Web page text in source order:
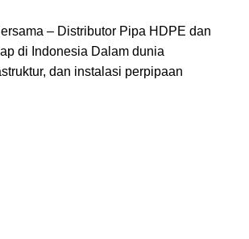
– Distributor Pipa HDPE dan
di Indonesia Dalam dunia
dan instalasi perpipaan